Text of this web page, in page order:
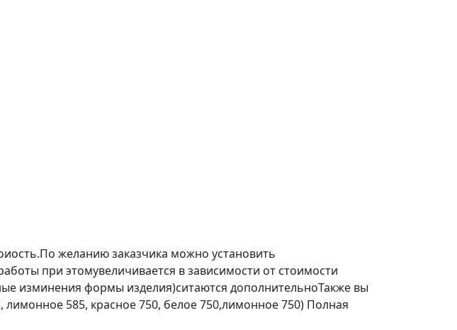
желанию заказчика можно установить
при этомувеличивается в зависимости от стоимости
изминения формы изделия)ситаются дополнительноТакже вы
585, красное 750, белое 750,лимонное 750) Полная